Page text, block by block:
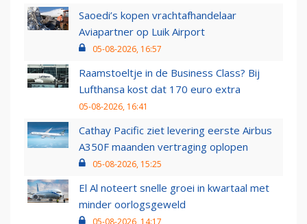
Saoedi’s kopen vrachtafhandelaar
Aviapartner op Luik Airport
05-08-2026, 16:57
Raamstoeltje in de Business Class? Bij
Lufthansa kost dat 170 euro extra
05-08-2026, 16:41
Cathay Pacific ziet levering eerste Airbus
A350F maanden vertraging oplopen
05-08-2026, 15:25
El Al noteert snelle groei in kwartaal met
minder oorlogsgeweld